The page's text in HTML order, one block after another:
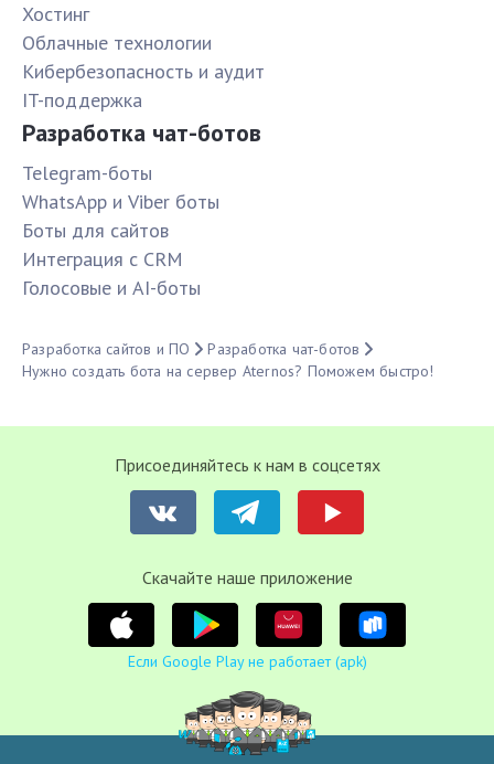
Хостинг
Облачные технологии
Кибербезопасность и аудит
IT-поддержка
Разработка чат-ботов
Telegram-боты
WhatsApp и Viber боты
Боты для сайтов
Интеграция с CRM
Голосовые и AI-боты
Разработка сайтов и ПО
Разработка чат-ботов
Нужно создать бота на сервер Aternos? Поможем быстро!
Присоединяйтесь к нам в соцсетях
Cкачайте наше приложение
Если Google Play не работает (apk)